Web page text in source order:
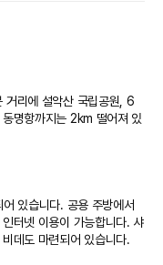
(※ 36개월 미만 무료)
이용 가능
3부
을 지불하지 않으면 무료
거리에 설악산 국립공원, 6
명항까지는 2km 떨어져 있
있습니다. 공용 주방에서
터넷 이용이 가능합니다. 샤
데도 마련되어 있습니다.